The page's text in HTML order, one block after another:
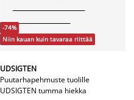
-74%
Niin kauan kuin tavaraa riittää
UDSIGTEN
Puutarhapehmuste tuolille
UDSIGTEN tumma hiekka